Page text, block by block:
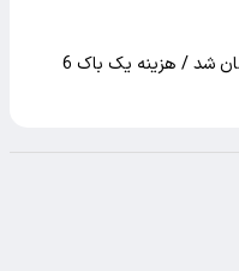
نرخ بنزین در تهران لیتری 130 هزارتومان شد / هزینه یک باک 6